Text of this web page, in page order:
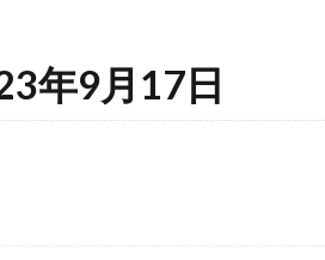
年9月17日